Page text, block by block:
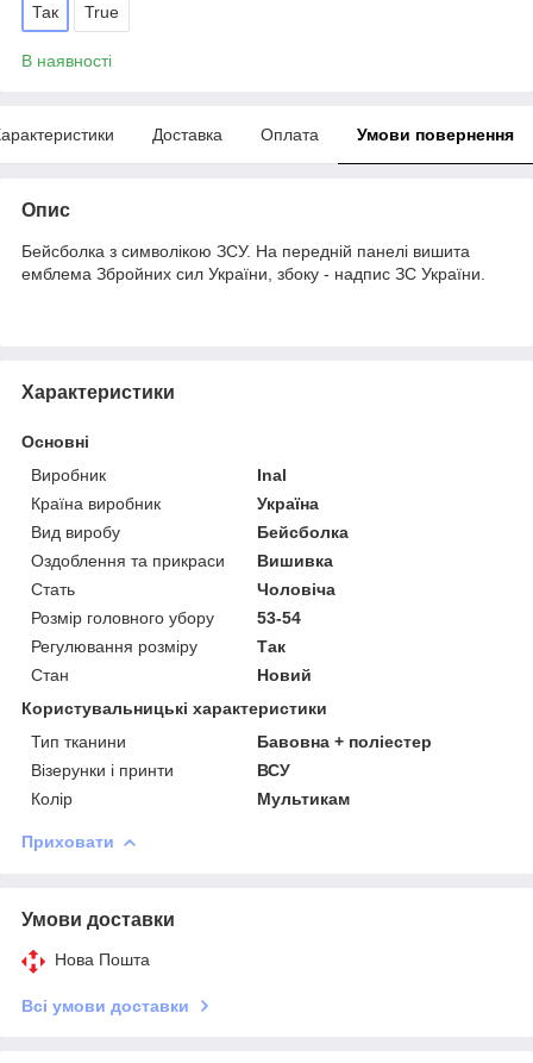
Так True
В наявності
Доставка Оплата Умови повернення
Опис
Бейсболка з символікою ЗСУ. На передній панелі вишита
емблема Збройних сил України, збоку - надпис ЗС України.
Характеристики
Основні
Виробник
Inal
Країна виробник
Україна
Вид виробу
Бейсболка
Оздоблення та прикраси
Вишивка
Стать
Чоловіча
Розмір головного убору
53-54
Регулювання розміру
Так
Стан
Новий
Користувальницькі характеристики
Тип тканини
Бавовна + поліестер
Візерунки і принти
ВСУ
Колір
Мультикам
Приховати
Умови доставки
Нова Пошта
Всі умови доставки